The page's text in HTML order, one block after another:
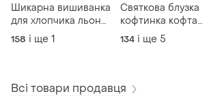
Шикарна вишиванка
для хлопчика льон
сорочка
158 і ще 1
Святкова блузка
кофтинка кофта
гольф для дівчинки
134 і ще 5
Всі товари продавця